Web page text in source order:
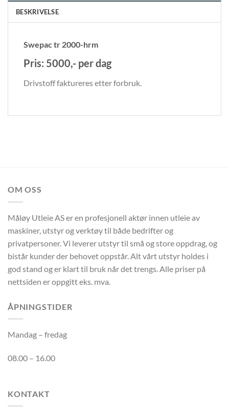
BESKRIVELSE
Swepac tr 2000-hrm
Pris: 5000,- per dag
Drivstoff faktureres etter forbruk.
OM OSS
Måløy Utleie AS er en profesjonell aktør innen utleie av
maskiner, utstyr og verktøy til både bedrifter og
privatpersoner. Vi leverer utstyr til små og store oppdrag, og
bistår kunder der behovet oppstår. Alt vårt utstyr holdes i
god stand og er klart til bruk når det trengs. Alle priser på
nettsiden er oppgitt eks. mva.
ÅPNINGSTIDER
Mandag – fredag
08.00 – 16.00
KONTAKT